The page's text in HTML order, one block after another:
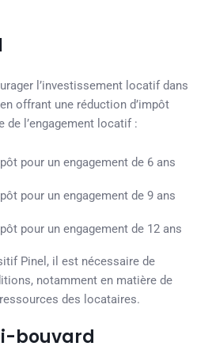
l’investissement locatif dans
offrant une réduction d’impôt
de l’engagement locatif :
pour un engagement de 6 ans
pour un engagement de 9 ans
pour un engagement de 12 ans
Pinel, il est nécessaire de
notamment en matière de
des locataires.
bouvard